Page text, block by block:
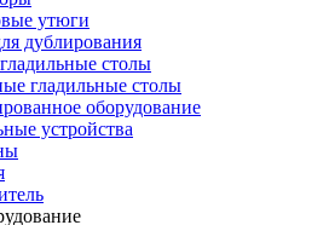
утюги
дублирования
столы
гладильные столы
оборудование
устройства